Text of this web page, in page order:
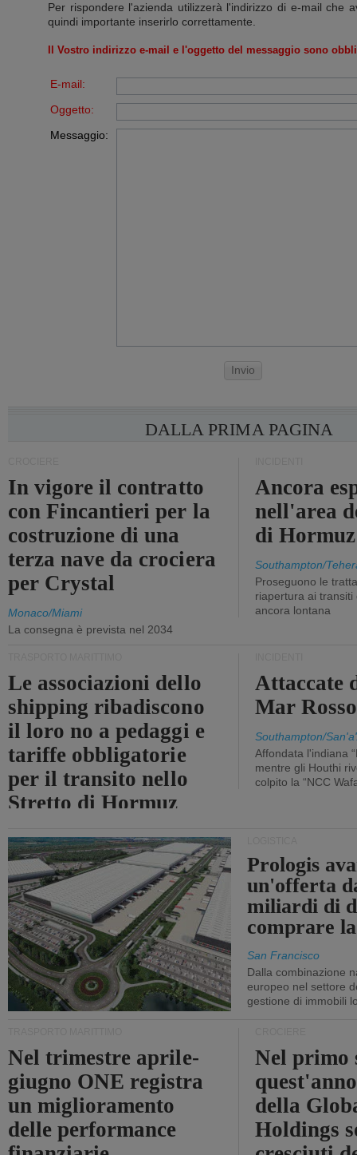
Per rispondere l'azienda utilizzerà l'indirizzo di e-mail che
quindi importante inserirlo correttamente.
Il Vostro indirizzo e-mail e l'oggetto del messaggio sono
E-mail:
Oggetto:
Messaggio:
Invio
DALLA PRIMA PAGINA
In vigore il contratto
con Fincantieri per la
costruzione di una
terza nave da crociera
per Crystal
Monaco/Miami
La consegna è prevista nel 2034
Ancora
nell'area
di Hormuz
Southampton/
Proseguono le
riapertura ai
ancora lontana
Le associazioni dello
shipping ribadiscono
il loro no a pedaggi e
tariffe obbligatorie
per il transito nello
Stretto di Hormuz
Attaccate
Mar Rosso
Southampton/
Affondata l'indiana
mentre gli Houthi
colpito la “NCC
Prologis
un'offerta
miliardi di
comprare
San Francisco
Dalla combinazione
europeo nel settore
gestione di immobili
Nel trimestre aprile-
giugno ONE registra
un miglioramento
delle performance
Nel primo
della
Holdings